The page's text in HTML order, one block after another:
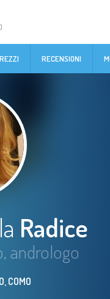
RECENSIONI
Radice
andrologo
COMO